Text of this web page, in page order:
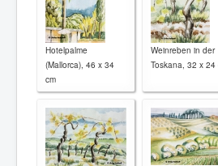
Hotelpalme
(Mallorca), 46 x 34
cm
Weinreben in der
Toskana, 32 x 24